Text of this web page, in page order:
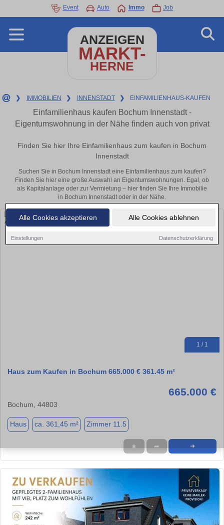
Alle Cookies akzeptieren Alle Cookies ablehnen
Einstellungen Datenschutzerklärung
Event Auto Immo Job
ANZEIGEN
MARKT-
HERNE
❯ IMMOBILIEN ❯ INNENSTADT ❯ EINFAMILIENHAUS-KAUFEN
Einfamilienhaus kaufen Bochum Innenstadt -
Eigentumswohnung in der Nähe finden auch von privat
Finden Sie hier Ihre Einfamilienhaus zum kaufen in Bochum
Innenstadt
Suchen Sie in Bochum Innenstadt eine Einfamilienhaus zum kaufen?
Finden Sie hier eine große Auswahl an Eigentumswohnungen. Egal, ob
als Kapitalanlage oder zur Vermietung – hier finden Sie Ihre Immobilie
in Bochum Innenstadt oder in der Nähe.
1 / 1
Haus zum Kaufen in Bochum 665.000 € 361.45 m²
665.000 €
Bochum, 44803
Haus ca. 361,45 m² Zimmer 11.5
★ ➦ ➜